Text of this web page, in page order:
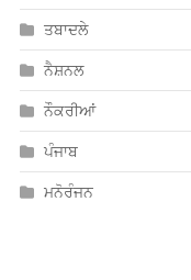
ਤਬਾਦਲੇ
ਨੈਸ਼ਨਲ
ਨੌਕਰੀਆਂ
ਪੰਜਾਬ
ਮਨੋਰੰਜਨ